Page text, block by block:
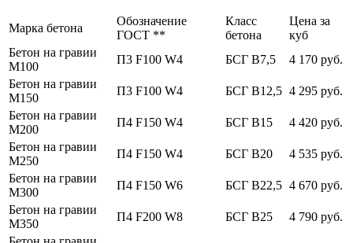
Марка бетона
Обозначение
ГОСТ **
Класс
бетона
Цена за
куб
Бетон на гравии
М100
П3 F100 W4 БСГ В7,5
4 170 руб.
Бетон на гравии
М150
П3 F100 W4 БСГ В12,5 4 295 руб.
Бетон на гравии
М200
П4 F150 W4 БСГ В15
4 420 руб.
Бетон на гравии
М250
П4 F150 W4 БСГ В20
4 535 руб.
Бетон на гравии
М300
П4 F150 W6 БСГ В22,5 4 670 руб.
Бетон на гравии
М350
П4 F200 W8 БСГ В25
4 790 руб.